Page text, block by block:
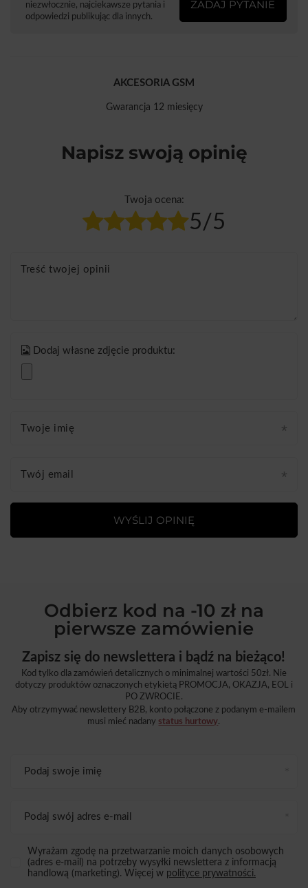
niezwłocznie, najciekawsze pytania i
odpowiedzi publikując dla innych.
ZADAJ PYTANIE
AKCESORIA GSM
Gwarancja 12 miesięcy
Napisz swoją opinię
Twoja ocena:
5/5
Treść twojej opinii
Dodaj własne zdjęcie produktu:
Twoje imię
Twój email
WYŚLIJ OPINIĘ
Odbierz kod na -10 zł na
pierwsze zamówienie
Zapisz się do newslettera i bądź na bieżąco!
Kod tylko dla zamówień detalicznych o minimalnej wartości 50zł. Nie
dotyczy produktów oznaczonych etykietą PROMOCJA, OKAZJA, EOL i
PO ZWROCIE.
Aby otrzymywać newslettery B2B, konto połączone z podanym e-mailem
musi mieć nadany status hurtowy.
Podaj swoje imię
Podaj swój adres e-mail
Wyrażam zgodę na przetwarzanie moich danych osobowych
(adres e-mail) na potrzeby wysyłki newslettera z informacją
handlową (marketing). Więcej w polityce prywatności.